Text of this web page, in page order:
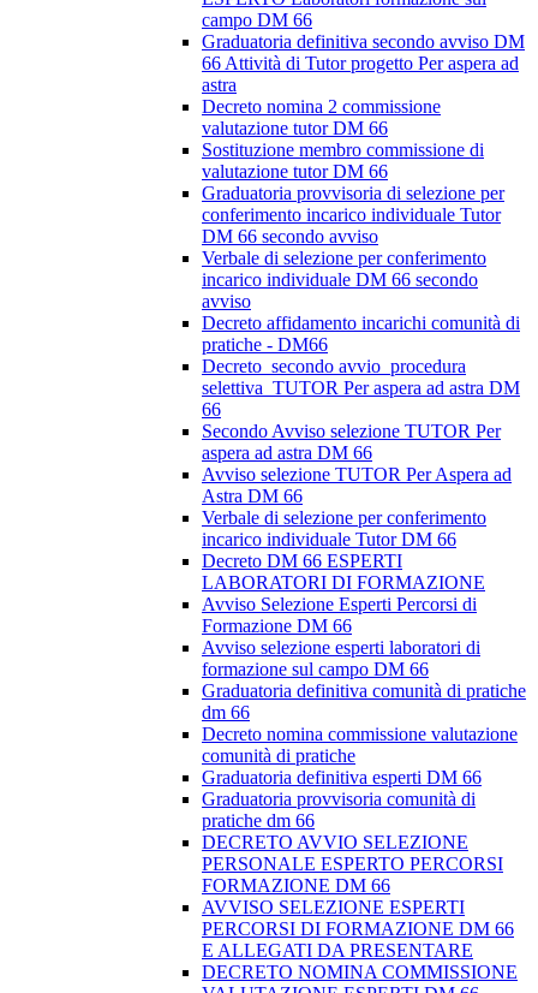
campo DM 66
Graduatoria definitiva secondo avviso DM
66 Attività di Tutor progetto Per aspera ad
astra
Decreto nomina 2 commissione
valutazione tutor DM 66
Sostituzione membro commissione di
valutazione tutor DM 66
Graduatoria provvisoria di selezione per
conferimento incarico individuale Tutor
DM 66 secondo avviso
Verbale di selezione per conferimento
incarico individuale DM 66 secondo
avviso
Decreto affidamento incarichi comunità di
pratiche - DM66
Decreto_secondo avvio_procedura
selettiva_TUTOR Per aspera ad astra DM
66
Secondo Avviso selezione TUTOR Per
aspera ad astra DM 66
Avviso selezione TUTOR Per Aspera ad
Astra DM 66
Verbale di selezione per conferimento
incarico individuale Tutor DM 66
Decreto DM 66 ESPERTI
LABORATORI DI FORMAZIONE
Avviso Selezione Esperti Percorsi di
Formazione DM 66
Avviso selezione esperti laboratori di
formazione sul campo DM 66
Graduatoria definitiva comunità di pratiche
dm 66
Decreto nomina commissione valutazione
comunità di pratiche
Graduatoria definitiva esperti DM 66
Graduatoria provvisoria comunità di
pratiche dm 66
DECRETO AVVIO SELEZIONE
PERSONALE ESPERTO PERCORSI
FORMAZIONE DM 66
AVVISO SELEZIONE ESPERTI
PERCORSI DI FORMAZIONE DM 66
E ALLEGATI DA PRESENTARE
DECRETO NOMINA COMMISSIONE